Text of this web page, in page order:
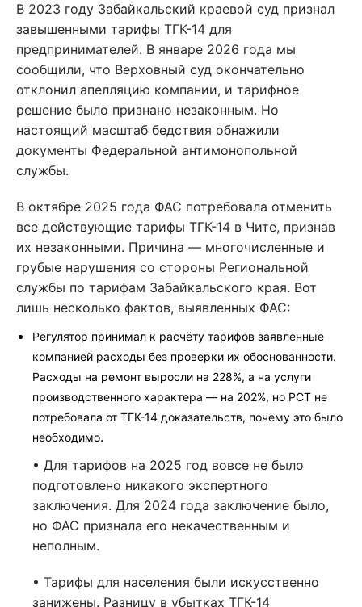
В 2023 году Забайкальский краевой суд признал
завышенными тарифы ТГК-14 для
предпринимателей. В январе 2026 года мы
сообщили, что Верховный суд окончательно
отклонил апелляцию компании, и тарифное
решение было признано незаконным. Но
настоящий масштаб бедствия обнажили
документы Федеральной антимонопольной
службы.
В октябре 2025 года ФАС потребовала отменить
все действующие тарифы ТГК-14 в Чите, признав
их незаконными. Причина — многочисленные и
грубые нарушения со стороны Региональной
службы по тарифам Забайкальского края. Вот
лишь несколько фактов, выявленных ФАС:
Регулятор принимал к расчёту тарифов заявленные
компанией расходы без проверки их обоснованности.
Расходы на ремонт выросли на 228%, а на услуги
производственного характера — на 202%, но РСТ не
потребовала от ТГК-14 доказательств, почему это было
необходимо.
• Для тарифов на 2025 год вовсе не было
подготовлено никакого экспертного
заключения. Для 2024 года заключение было,
но ФАС признала его некачественным и
неполным.
• Тарифы для населения были искусственно
занижены. Разницу в убытках ТГК-14